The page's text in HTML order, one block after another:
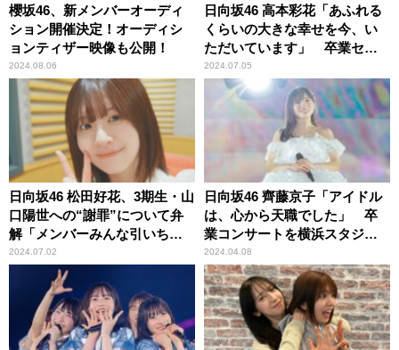
櫻坂46、新メンバーオーディ
ション開催決定！オーディシ
ョンティザー映像も公開！
2024.08.06
日向坂46 高本彩花「あふれる
くらいの大きな幸せを今、い
ただいています」 卒業セレ
モニーに日向坂46全メンバー
が駆けつける ～日向坂46か
ら生まれた「ひなた坂46」が
初ライブ！
2024.07.05
日向坂46 松田好花、3期生・山
口陽世への“謝罪”について弁
解「メンバーみんな引いちゃ
って（笑）」
2024.07.02
日向坂46 齊藤京子「アイドル
は、心から天職でした」 卒
業コンサートを横浜スタジア
ムで開催 ヒコロヒーもサプ
ライズ出演！
2024.04.08